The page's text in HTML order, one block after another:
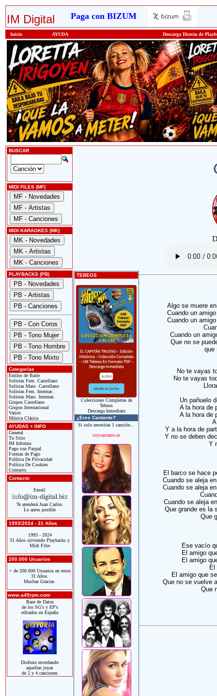
IM Digital Paga con BIZUM
Inicio AYUDA Descarga Directa de
BUSCAR
MIDI FILES (MF)
MIDI KARAOKES (MK)
PLAYBACKS (PB)
Categorías
Estilos de Baile
Solistas Fem. Castellano
Solistas Masc. Castellano
Solistas Fem. Internac.
Solistas Masc. Internac.
Grupos Castellano
Grupos Internacional
Varios
Música Clásica
AYUDAS + INFO
General
Tu Sitio
IM Informa
Pago con Paypal
Formas de Pago
Política De Privacidad
Política De Cookies
Contacto
Contacto
Email:
Te atenderá Juan Carlos.
Lo antes posible
1993/2024 - 31 Años
1993 - 2024
31 Años sirviendo Playbacks y
Midi Files
200.000 Usuarios
+ de 200.000 Usuarios en estos
31 Años.
Muchas Gracias.
www.a45rpm.com
Base de Datos
de los SG's y EP's
editados en España
Disfruta recordando
aquellas joyas
de 2 y 4 canciones
TEBEOS
Colecciones Completas de
Tebeos
Descarga Inmediata
¿Eres Cantante?
Si solo necesitas 1 canción...
soycantante.es
Algo se muere
Cuando un
Cuando un
Cuando un
Que no se
que
No te vayas
No te vayas
Un pañuelo
A la hora de
A la hora de
Y a la hora de
Y no se deben
Y
El barco se hace
Cuando se aleja
Cuando se aleja
Cuando se aleja
Que grande es la
Que
Ese vacío
El amigo
El amigo
El
El amigo que
Que no se vuelve
Que